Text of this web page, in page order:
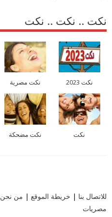
نكت .. نكت .. نكت
نكت 2023 نكت مصرية
نكت نكت مضحكة
للاتصال بنا | خريطة الموقع | من نحن
مصريات